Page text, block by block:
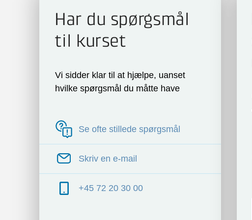
Har du spørgsmål
til kurset
Vi sidder klar til at hjælpe, uanset
hvilke spørgsmål du måtte have
Se ofte stillede spørgsmål
Skriv en e-mail
+45 72 20 30 00